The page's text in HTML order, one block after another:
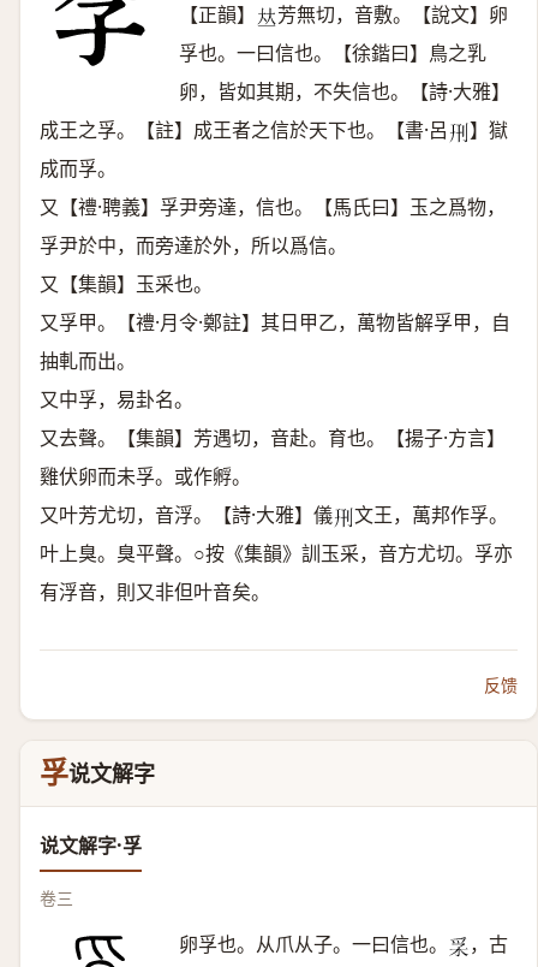
【正韻】 𠀤芳無切，音敷。【說文】卵
孚也。一曰信也。【徐鍇曰】鳥之乳
卵，皆如其期，不失信也。【詩·大雅】
成王之孚。【註】成王者之信於天下也。【書·呂𠛬】獄
成而孚。
又【禮·聘義】孚尹旁達，信也。【馬氏曰】玉之爲物，
孚尹於中，而旁達於外，所以爲信。
又【集韻】玉采也。
又孚甲。【禮·月令·鄭註】其日甲乙，萬物皆解孚甲，自
抽軋而出。
又中孚，易卦名。
又去聲。【集韻】芳遇切，音赴。育也。【揚子·方言】
雞伏卵而未孚。或作孵。
又叶芳尤切，音浮。【詩·大雅】儀𠛬文王，萬邦作孚。
叶上臭。臭平聲。○按《集韻》訓玉采，音方尤切。孚亦
有浮音，則又非但叶音矣。
反馈
孚说文解字
说文解字·孚
卷三
卵孚也。从爪从子。一曰信也。 𤓽 ，古